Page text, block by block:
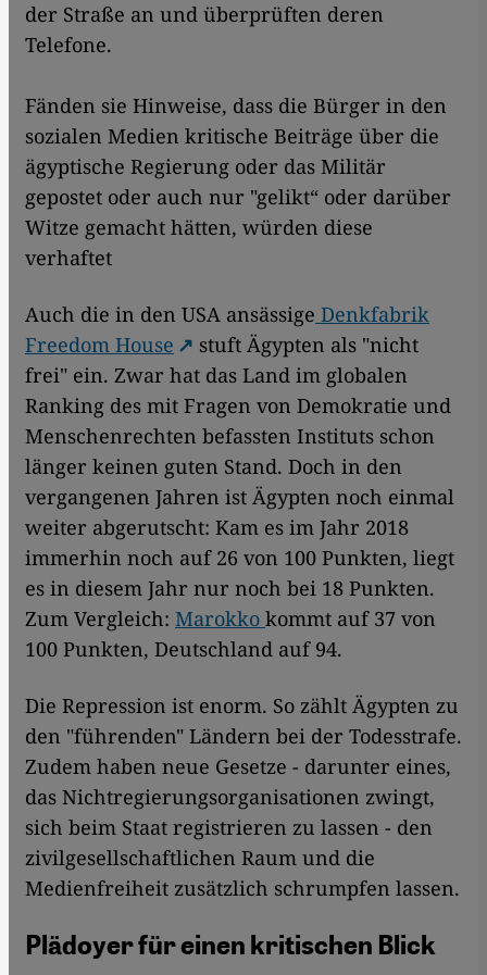
der Straße an und überprüften deren
Telefone.
Fänden sie Hinweise, dass die Bürger in den
sozialen Medien kritische Beiträge über die
ägyptische Regierung oder das Militär
gepostet oder auch nur "gelikt“ oder darüber
Witze gemacht hätten, würden diese
verhaftet
Auch die in den USA ansässige Denkfabrik
Freedom House
stuft Ägypten als "nicht
frei" ein. Zwar hat das Land im globalen
Ranking des mit Fragen von Demokratie und
Menschenrechten befassten Instituts schon
länger keinen guten Stand. Doch in den
vergangenen Jahren ist Ägypten noch einmal
weiter abgerutscht: Kam es im Jahr 2018
immerhin noch auf 26 von 100 Punkten, liegt
es in diesem Jahr nur noch bei 18 Punkten.
Zum Vergleich: Marokko kommt auf 37 von
100 Punkten, Deutschland auf 94.
Die Repression ist enorm. So zählt Ägypten zu
den "führenden" Ländern bei der Todesstrafe.
Zudem haben neue Gesetze - darunter eines,
das Nichtregierungsorganisationen zwingt,
sich beim Staat registrieren zu lassen - den
zivilgesellschaftlichen Raum und die
Medienfreiheit zusätzlich schrumpfen lassen.
Plädoyer für einen kritischen Blick